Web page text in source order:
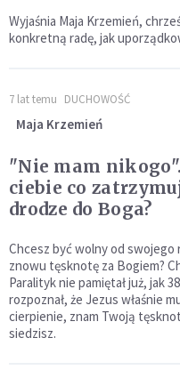
Wyjaśnia Maja Krzemień,
konkretną radę, jak
7 lat temu DUCHOWOŚĆ
Maja Krzemień
"Nie mam
ciebie co
drodze do Boga?
Chcesz być wolny od swojego
znowu tęsknotę za Bogiem?
Paralityk nie pamiętał już, jak
rozpoznał, że Jezus właśnie
cierpienie, znam Twoją
siedzisz.